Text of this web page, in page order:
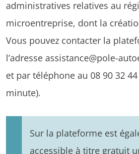
administratives relatives au
microentreprise, dont la
Vous pouvez contacter la
l’adresse assistance@pole-
et par téléphone au 08 90 32
minute).
Sur la plateforme est
accessible à titre gratuit